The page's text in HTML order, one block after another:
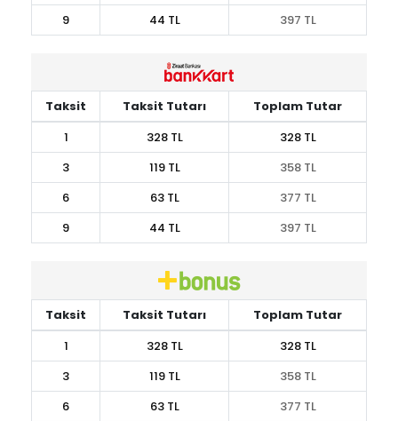
9
44 TL 397 TL
Taksit Taksit Tutarı
Toplam Tutar
1
328 TL
328 TL
3
119 TL
358 TL
6
63 TL
377 TL
9
44 TL 397 TL
Taksit Taksit Tutarı
Toplam Tutar
1
328 TL
328 TL
3
119 TL
358 TL
6
63 TL
377 TL